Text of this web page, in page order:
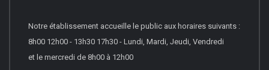
Notre établissement accueille le public aux horaires suivants :
8h00 12h00 - 13h30 17h30 - Lundi, Mardi, Jeudi, Vendredi
et le mercredi de 8h00 à 12h00